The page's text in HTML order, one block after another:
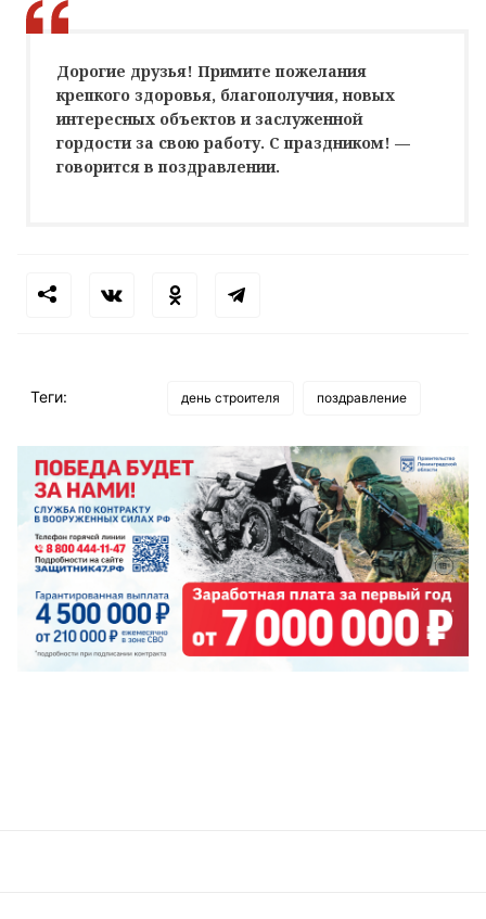
Дорогие друзья! Примите пожелания
крепкого здоровья, благополучия, новых
интересных объектов и заслуженной
гордости за свою работу. С праздником! —
говорится в поздравлении.
Теги: день строителя поздравление